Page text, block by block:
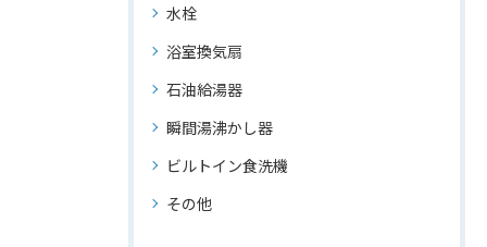
水栓
浴室換気扇
石油給湯器
瞬間湯沸かし器
ビルトイン食洗機
その他